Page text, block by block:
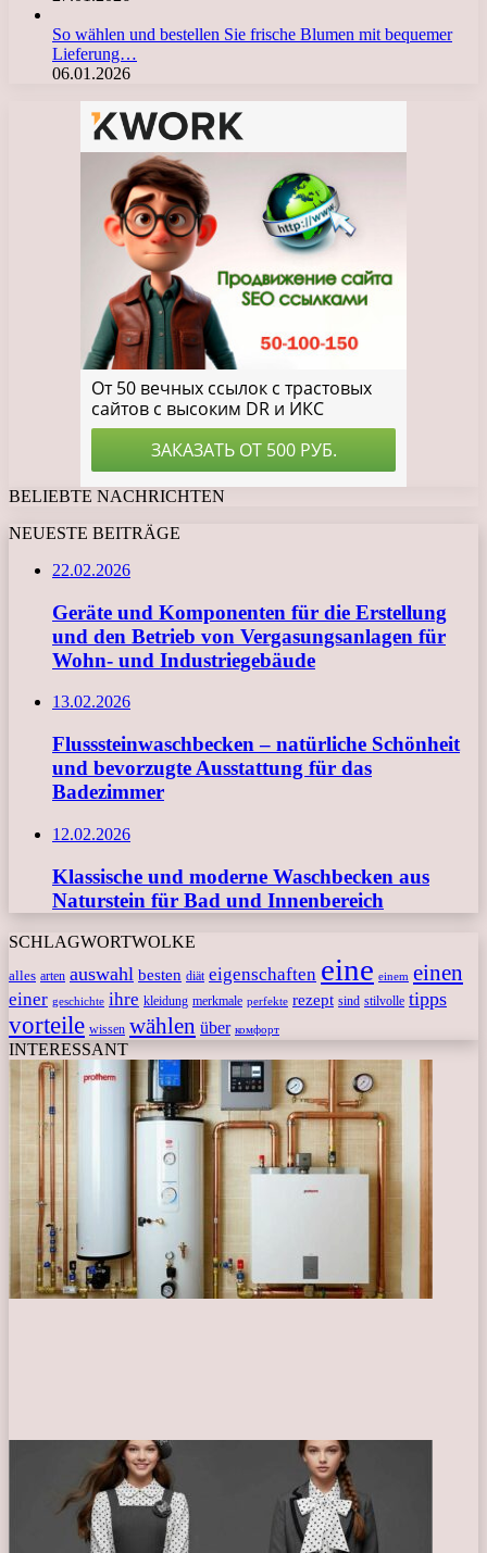
So wählen und bestellen Sie frische Blumen mit bequemer
Lieferung…
06.01.2026
BELIEBTE NACHRICHTEN
NEUESTE BEITRÄGE
22.02.2026
Geräte und Komponenten für die Erstellung
und den Betrieb von Vergasungsanlagen für
Wohn- und Industriegebäude
13.02.2026
Flusssteinwaschbecken – natürliche Schönheit
und bevorzugte Ausstattung für das
Badezimmer
12.02.2026
Klassische und moderne Waschbecken aus
Naturstein für Bad und Innenbereich
SCHLAGWORTWOLKE
alles arten auswahl besten diät eigenschaften eine einem einen
einer geschichte ihre kleidung merkmale perfekte rezept sind stilvolle tipps
vorteile wissen wählen über комфорт
INTERESSANT